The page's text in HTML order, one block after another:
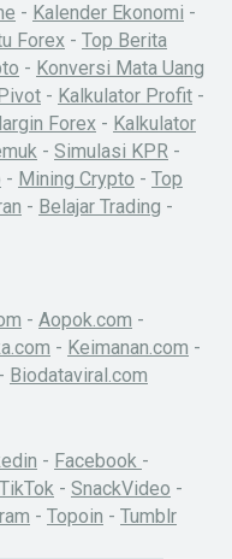
- Kalender Ekonomi -
Forex - Top Berita
- Konversi Mata Uang
- Kalkulator Profit -
Forex - Kalkulator
- Simulasi KPR -
- Mining Crypto - Top
- Belajar Trading -
- Aopok.com -
- Keimanan.com -
- Biodataviral.com
- Facebook -
TikTok - SnackVideo -
- Topoin - Tumblr